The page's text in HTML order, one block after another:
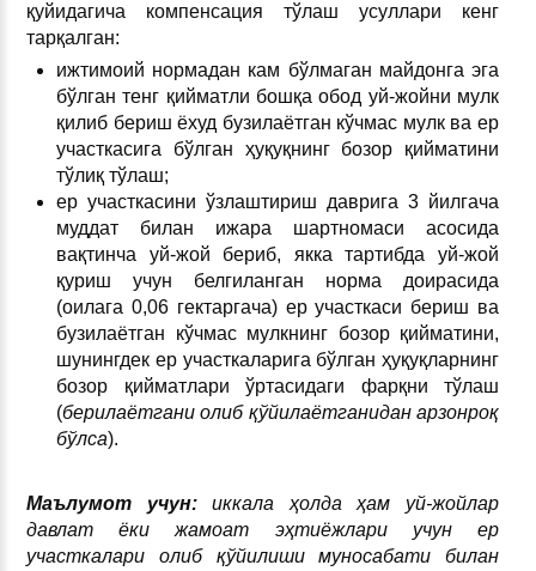
қуйидагича компенсация тўлаш усуллари кенг
тарқалган:
ижтимоий нормадан кам бўлмаган майдонга эга
бўлган тенг қийматли бошқа обод уй-жойни мулк
қилиб бериш ёхуд бузилаётган кўчмас мулк ва ер
участкасига бўлган ҳуқуқнинг бозор қийматини
тўлиқ тўлаш;
ер участкасини ўзлаштириш даврига 3 йилгача
муддат билан ижара шартномаси асосида
вақтинча уй-жой бериб, якка тартибда уй-жой
қуриш учун белгиланган норма доирасида
(оилага 0,06 гектаргача) ер участкаси бериш ва
бузилаётган кўчмас мулкнинг бозор қийматини,
шунингдек ер участкаларига бўлган ҳуқуқларнинг
бозор қийматлари ўртасидаги фарқни тўлаш
(берилаётгани олиб қўйилаётганидан арзонроқ
бўлса).
Маълумот учун:иккала ҳолда ҳам уй-жойлар
давлат ёки жамоат эҳтиёжлари учун ер
участкалари олиб қўйилиши муносабати билан